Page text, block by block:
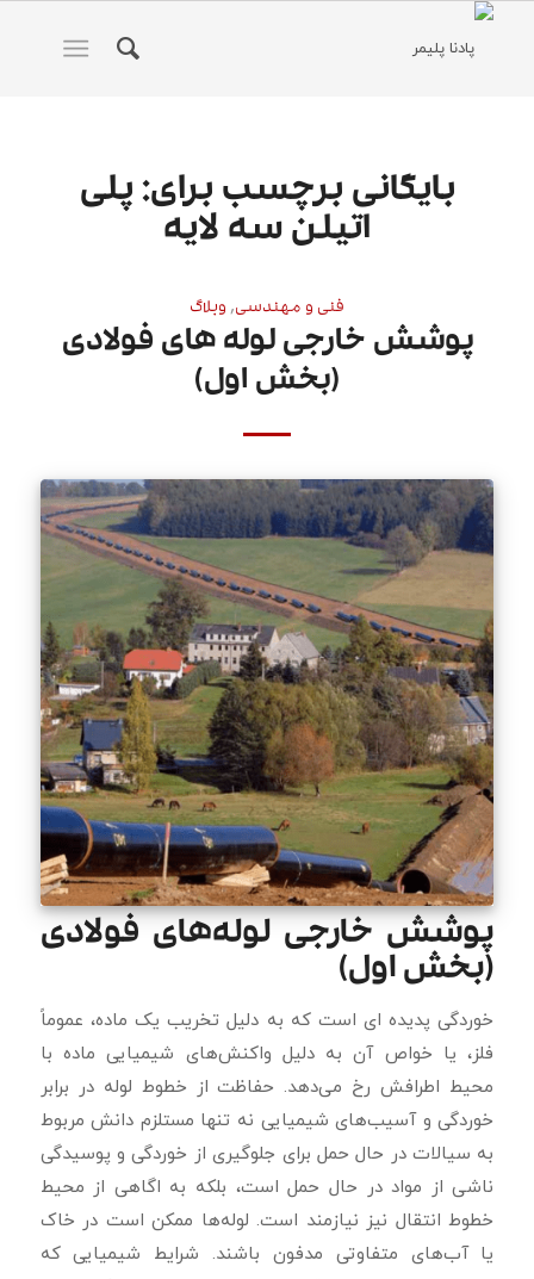
بایگانی برچسب برای: پلی
اتیلن سه لایه
فنی و مهندسی, وبلاگ
پوشش خارجی لوله های فولادی
(بخش اول)
پوشش خارجی لوله‌های فولادی
(بخش اول)
خوردگی پدیده ای است که به دلیل تخریب یک ماده، عموماً
فلز، یا خواص آن به دلیل واکنش‌های شیمیایی ماده با
محیط اطرافش رخ می‌دهد. حفاظت از خطوط لوله در برابر
خوردگی و آسیب‌های شیمیایی نه تنها مستلزم دانش مربوط
به سیالات در حال حمل برای جلوگیری از خوردگی و پوسیدگی
ناشی از مواد در حال حمل است، بلکه به اگاهی از محیط
خطوط انتقال نیز نیازمند است. لوله‌ها ممکن است در خاک
یا آب‌های متفاوتی مدفون باشند. شرایط شیمیایی که